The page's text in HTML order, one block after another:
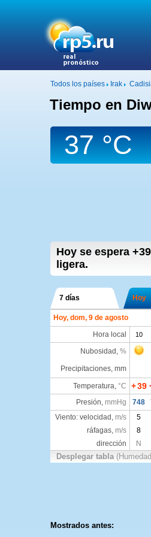
Todos los países Irak
Tiempo en
37 °C
Hoy se espera
ligera.
7 días Hoy
Hoy, dom, 9 de agosto
Hora local
10
Nubosidad , %
Precipitaciones, mm
Temperatura, °C +39
Presión, mmHg 748
Viento: velocidad, m/s 5
ráfagas, m/s 8
dirección
N
Desplegar tabla
Mostrados antes: